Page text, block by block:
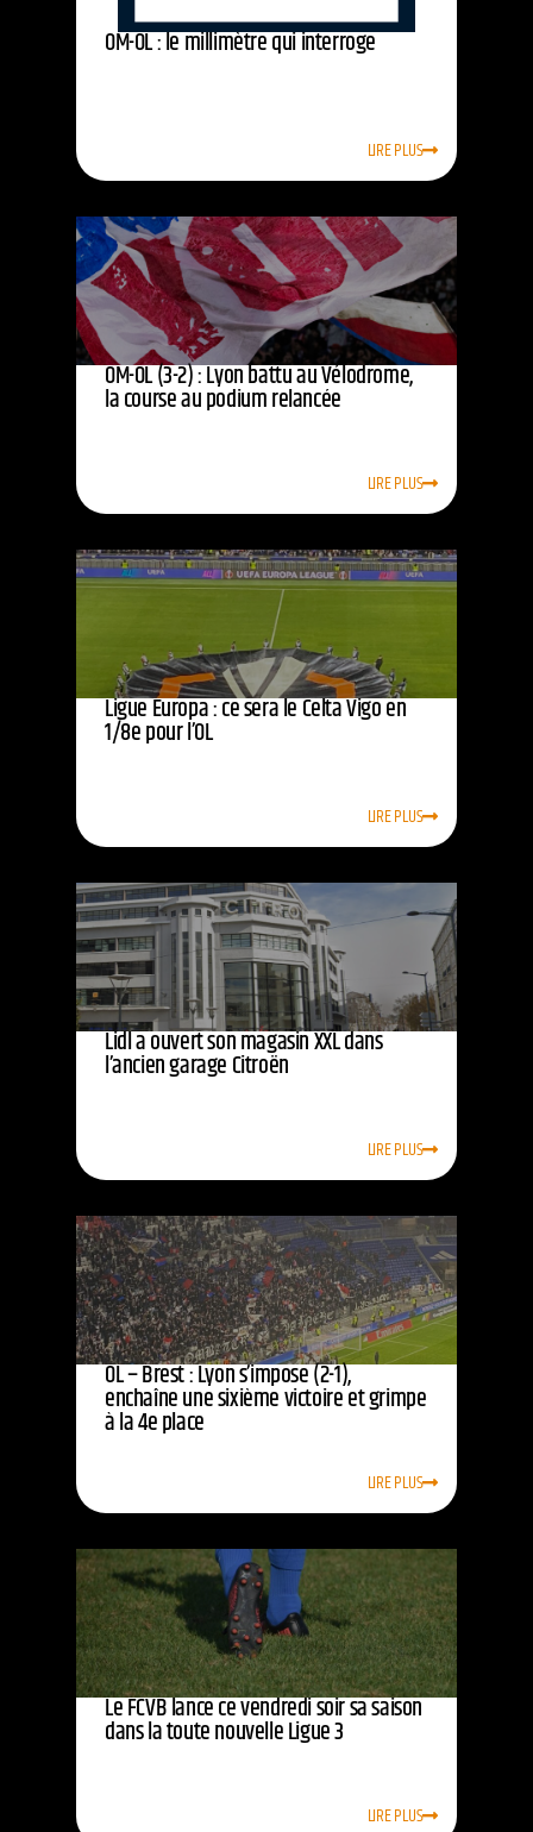
OM-OL : le millimètre qui interroge
LIRE PLUS
OM-OL (3-2) : Lyon battu au Vélodrome,
la course au podium relancée
LIRE PLUS
Ligue Europa : ce sera le Celta Vigo en
1/8e pour l’OL
LIRE PLUS
Lidl a ouvert son magasin XXL dans
l’ancien garage Citroën
LIRE PLUS
OL – Brest : Lyon s’impose (2-1),
enchaîne une sixième victoire et grimpe
à la 4e place
LIRE PLUS
Le FCVB lance ce vendredi soir sa saison
dans la toute nouvelle Ligue 3
LIRE PLUS